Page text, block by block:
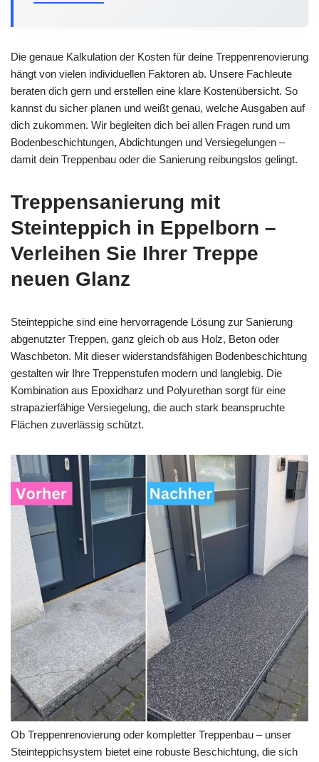
Die genaue Kalkulation der Kosten für deine Treppenrenovierung
hängt von vielen individuellen Faktoren ab. Unsere Fachleute
beraten dich gern und erstellen eine klare Kostenübersicht. So
kannst du sicher planen und weißt genau, welche Ausgaben auf
dich zukommen. Wir begleiten dich bei allen Fragen rund um
Bodenbeschichtungen, Abdichtungen und Versiegelungen –
damit dein Treppenbau oder die Sanierung reibungslos gelingt.
Treppensanierung mit
Steinteppich in Eppelborn –
Verleihen Sie Ihrer Treppe
neuen Glanz
Steinteppiche sind eine hervorragende Lösung zur Sanierung
abgenutzter Treppen, ganz gleich ob aus Holz, Beton oder
Waschbeton. Mit dieser widerstandsfähigen Bodenbeschichtung
gestalten wir Ihre Treppenstufen modern und langlebig. Die
Kombination aus Epoxidharz und Polyurethan sorgt für eine
strapazierfähige Versiegelung, die auch stark beanspruchte
Flächen zuverlässig schützt.
Ob Treppenrenovierung oder kompletter Treppenbau – unser
Steinteppichsystem bietet eine robuste Beschichtung, die sich